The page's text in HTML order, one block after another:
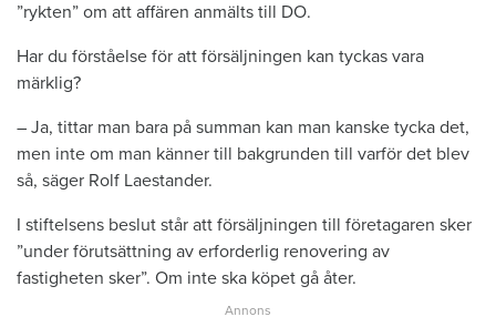
”rykten” om att affären anmälts till DO.
Har du förståelse för att försäljningen kan tyckas vara
märklig?
– Ja, tittar man bara på summan kan man kanske tycka det,
men inte om man känner till bakgrunden till varför det blev
så, säger Rolf Laestander.
I stiftelsens beslut står att försäljningen till företagaren sker
”under förutsättning av erforderlig renovering av
fastigheten sker”. Om inte ska köpet gå åter.